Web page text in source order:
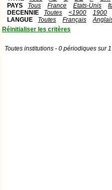
PAYS
Tous France Etats-Unis
DECENNIE
Toutes <1900
1900
LANGUE
Toutes Français
Réinitialiser les critères
Toutes institutions - 0 périodiques sur